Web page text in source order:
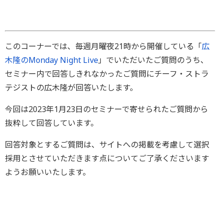
このコーナーでは、毎週月曜夜21時から開催している「広
木隆のMonday Night Live」でいただいたご質問のうち、
セミナー内で回答しきれなかったご質問にチーフ・ストラ
テジストの広木隆が回答いたします。
今回は2023年1月23日のセミナーで寄せられたご質問から
抜粋して回答しています。
回答対象とするご質問は、サイトへの掲載を考慮して選択
採用とさせていただきます点についてご了承くださいます
ようお願いいたします。